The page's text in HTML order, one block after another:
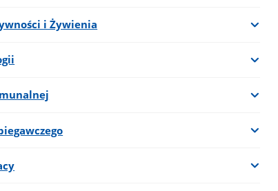
i Żywienia